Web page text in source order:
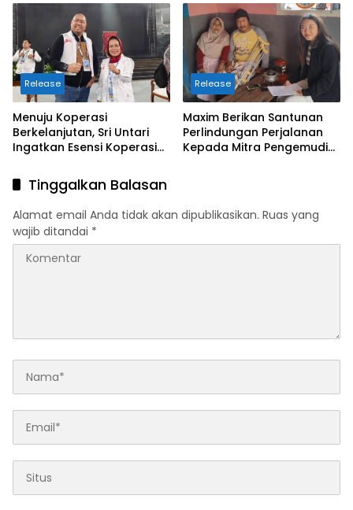
ARAHAN PRESIDEN
PRABOWO BERANTAS
KORUPSI
Release
Menuju Koperasi
Berkelanjutan, Sri Untari
Ingatkan Esensi Koperasi
Release
Maxim Berikan Santunan
Perlindungan Perjalanan
Kepada Mitra Pengemudi
Tinggalkan Balasan
Alamat email Anda tidak akan dipublikasikan. Ruas yang
wajib ditandai *